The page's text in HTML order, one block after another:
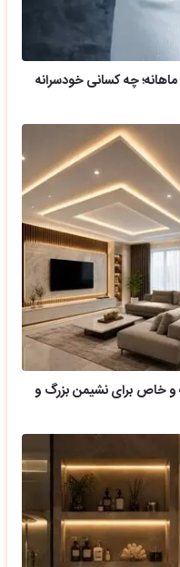
چه کسانی خودسرانه
و خاص برای نشیمن بزرگ و